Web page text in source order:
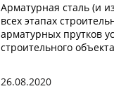
Арматурная сталь (и
всех этапах
арматурных прутков
строительного
26.08.2020